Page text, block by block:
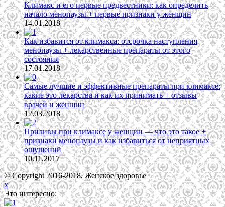
Климакс и его первые предвестники: как определить
начало менопаузы + первые признаки у женщин
14.01.2018
Как избавится от климакса: отсрочка наступления
менопаузы + лекарственные препараты от этого
состояния
17.01.2018
Самые лучшие и эффективные препараты при климаксе:
какие это лекарства и как их принимать + отзывы
врачей и женщин
12.03.2018
Приливы при климаксе у женщин — что это такое +
признаки менопаузы и как избавиться от неприятных
ощущений
10.11.2017
© Copyright 2016-2018, Женское здоровье
x
Это интересно: